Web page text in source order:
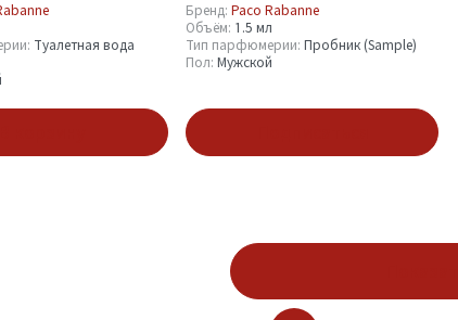
Туалетная вода
1.5 ml
Бренд: Paco Rabanne
Объём: 1.5 мл
Тип парфюмерии: Пробник (Sample)
Пол: Мужской